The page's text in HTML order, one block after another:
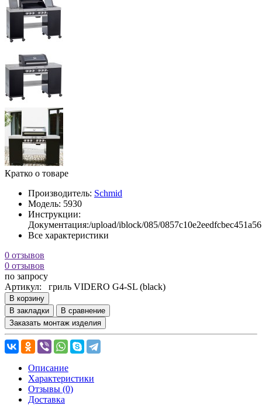
Кратко о товаре
Производитель: Schmid
Модель: 5930
Инструкции:
Документация:/upload/iblock/085/
Все характеристики
0 отзывов
0 отзывов
по запросу
Артикул: гриль VIDERO G4-SL (black)
В корзину
В закладки
В сравнение
Заказать монтаж изделия
Описание
Характеристики
Отзывы (0)
Доставка